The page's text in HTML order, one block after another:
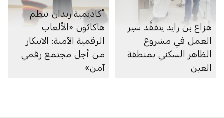
هزاع بن زايد يتفقَّد سير
العمل في مشروع
الظاهر السكني بمنطقة
العين
أكاديمية ربدان تنظم
هاكاثون «الألعاب
الرقمية الآمنة: الابتكار
من أجل مجتمع رقمي
آمن»